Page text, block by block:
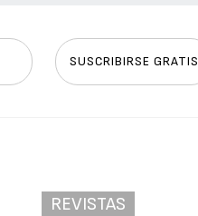
SUSCRIBIRSE GRATIS
REVISTAS